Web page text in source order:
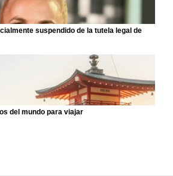
suspendido de la tutela legal de
del mundo para viajar